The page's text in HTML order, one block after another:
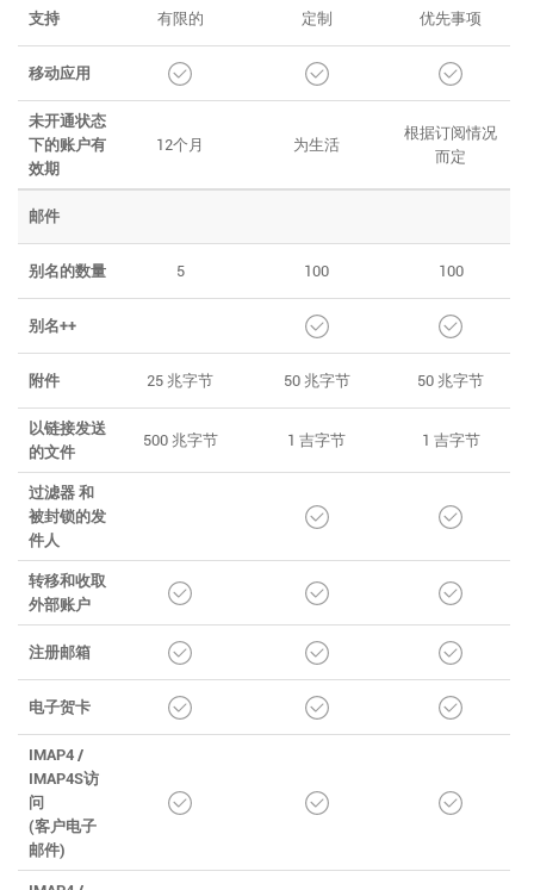
支持 有限的 定制 优先事项
移动应用
未开通状态
下的账户有
效期
12个月 为生活
根据订阅情况
而定
邮件
别名的数量 5 100 100
别名++
附件 25 兆字节 50 兆字节 50 兆字节
以链接发送
的文件
500 兆字节 1 吉字节 1 吉字节
过滤器 和
被封锁的发
件人
转移和收取
外部账户
注册邮箱
电子贺卡
IMAP4 /
IMAP4S访
问
(客户电子
邮件)